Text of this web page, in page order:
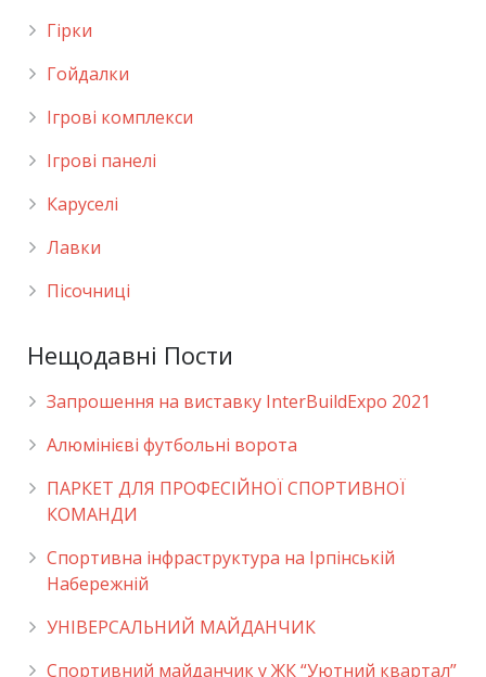
Гірки
Гойдалки
Ігрові комплекси
Ігрові панелі
Каруселі
Лавки
Пісочниці
Нещодавні Пости
Запрошення на виставку InterBuildExpo 2021
Алюмінієві футбольні ворота
ПАРКЕТ ДЛЯ ПРОФЕСІЙНОЇ СПОРТИВНОЇ
КОМАНДИ
Спортивна інфраструктура на Ірпінській
Набережній
УНІВЕРСАЛЬНИЙ МАЙДАНЧИК
Cпортивний майданчик у ЖК “Уютний квартал”